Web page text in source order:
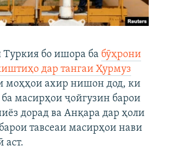
бо ишора ба бӯҳрони
дар тангаи Ҳурмуз
моҳҳои ахир нишон дод, ки
масирҳои ҷойгузин барои
дорад ва Анқара дар ҳоли
тавсеаи масирҳои нави
аст.